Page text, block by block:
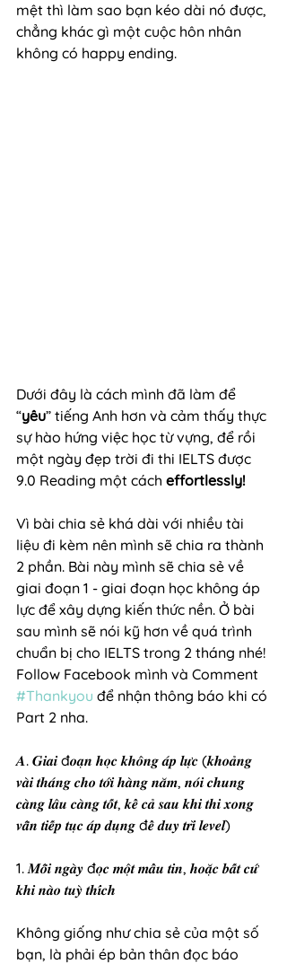
mệt thì làm sao bạn kéo dài nó được,
chẳng khác gì một cuộc hôn nhân
không có happy ending.
Dưới đây là cách mình đã làm để
“yêu” tiếng Anh hơn và cảm thấy thực
sự hào hứng việc học từ vựng, để rồi
một ngày đẹp trời đi thi IELTS được
9.0 Reading một cách effortlessly!
Vì bài chia sẻ khá dài với nhiều tài
liệu đi kèm nên mình sẽ chia ra thành
2 phần. Bài này mình sẽ chia sẻ về
giai đoạn 1 - giai đoạn học không áp
lực để xây dựng kiến thức nền. Ở bài
sau mình sẽ nói kỹ hơn về quá trình
chuẩn bị cho IELTS trong 2 tháng nhé!
Follow Facebook mình và Comment
#Thankyou để nhận thông báo khi có
Part 2 nha.
𝑨. 𝑮𝒊𝒂𝒊 đ𝒐𝒂̣𝒏 𝒉𝒐̣𝒄 𝒌𝒉𝒐̂𝒏𝒈 𝒂́𝒑 𝒍𝒖̛̣𝒄 (𝒌𝒉𝒐𝒂̉𝒏𝒈
𝒗𝒂̀𝒊 𝒕𝒉𝒂́𝒏𝒈 𝒄𝒉𝒐 𝒕𝒐̛́𝒊 𝒉𝒂̀𝒏𝒈 𝒏𝒂̆𝒎, 𝒏𝒐́𝒊 𝒄𝒉𝒖𝒏𝒈
𝒄𝒂̀𝒏𝒈 𝒍𝒂̂𝒖 𝒄𝒂̀𝒏𝒈 𝒕𝒐̂́𝒕, 𝒌𝒆̂̉ 𝒄𝒂̉ 𝒔𝒂𝒖 𝒌𝒉𝒊 𝒕𝒉𝒊 𝒙𝒐𝒏𝒈
𝒗𝒂̂̃𝒏 𝒕𝒊𝒆̂́𝒑 𝒕𝒖̣𝒄 𝒂́𝒑 𝒅𝒖̣𝒏𝒈 đ𝒆̂̉ 𝒅𝒖𝒚 𝒕𝒓𝒊̀ 𝒍𝒆𝒗𝒆𝒍)
1. 𝑴𝒐̂̃𝒊 𝒏𝒈𝒂̀𝒚 đ𝒐̣𝒄 𝒎𝒐̣̂𝒕 𝒎𝒂̂̉𝒖 𝒕𝒊𝒏, 𝒉𝒐𝒂̣̆𝒄 𝒃𝒂̂́𝒕 𝒄𝒖̛́
𝒌𝒉𝒊 𝒏𝒂̀𝒐 𝒕𝒖𝒚̀ 𝒕𝒉𝒊́𝒄𝒉
Không giống như chia sẻ của một số
bạn, là phải ép bản thân đọc báo